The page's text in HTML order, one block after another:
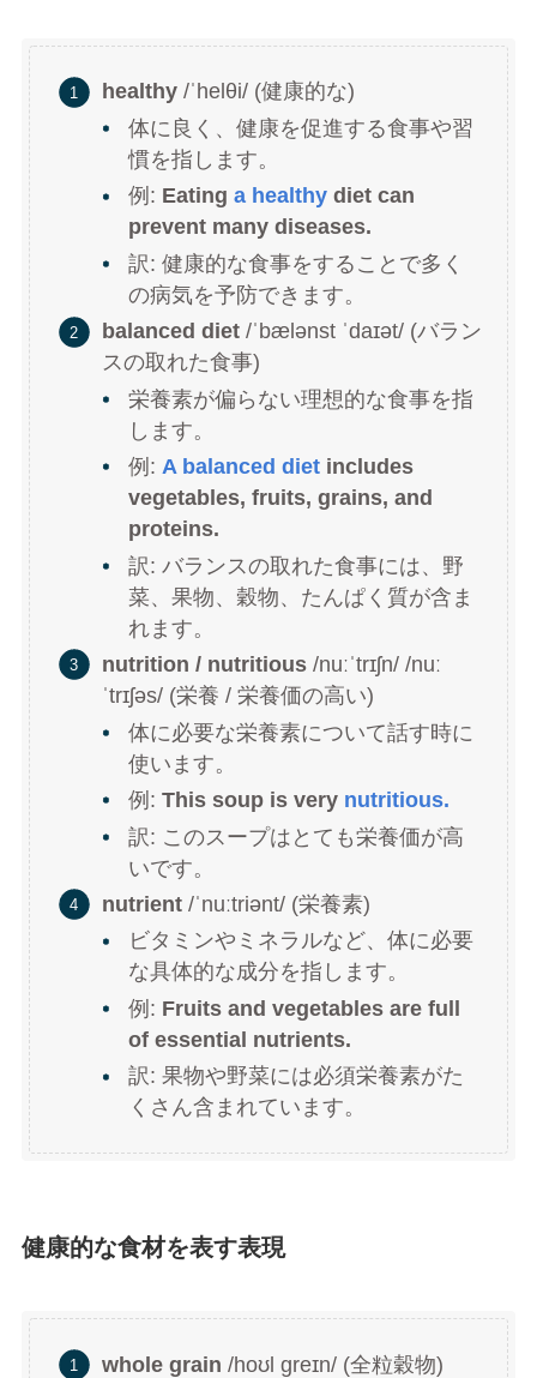
healthy /ˈhelθi/ (健康的な)
体に良く、健康を促進する食事や習
慣を指します。
例: Eatinga healthydiet can
prevent many diseases.
訳: 健康的な食事をすることで多く
の病気を予防できます。
balanced diet /ˈbælənst ˈdaɪət/ (バラン
スの取れた食事)
栄養素が偏らない理想的な食事を指
します。
例:A balanced diet includes
vegetables, fruits, grains, and
proteins.
訳: バランスの取れた食事には、野
菜、果物、穀物、たんぱく質が含ま
れます。
nutrition / nutritious /nuːˈtrɪʃn/ /nuː
ˈtrɪʃəs/ (栄養 / 栄養価の高い)
体に必要な栄養素について話す時に
使います。
例:This soup is very nutritious.
訳: このスープはとても栄養価が高
いです。
nutrient /ˈnuːtriənt/ (栄養素)
ビタミンやミネラルなど、体に必要
な具体的な成分を指します。
例: Fruits and vegetables are full
of essential nutrients.
訳: 果物や野菜には必須栄養素がた
くさん含まれています。
健康的な食材を表す表現
whole grain /hoʊl greɪn/ (全粒穀物)